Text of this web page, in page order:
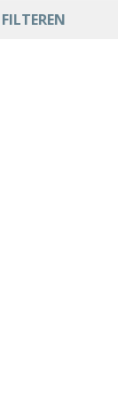
(2)FILTEREN